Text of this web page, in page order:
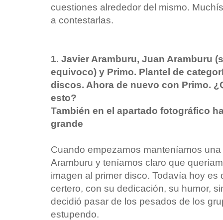
cuestiones alrededor del mismo.
a contestarlas.
1. Javier Aramburu, Juan Aramburu
equivoco) y Primo. Plantel de
discos. Ahora de nuevo con Primo.
esto?
También en el apartado fotográfico
grande
Cuando empezamos manteníamos
Aramburu y teníamos claro que
imagen al primer disco. Todavía hoy
certero, con su dedicación, su humor,
decidió pasar de los pesados de los
estupendo.